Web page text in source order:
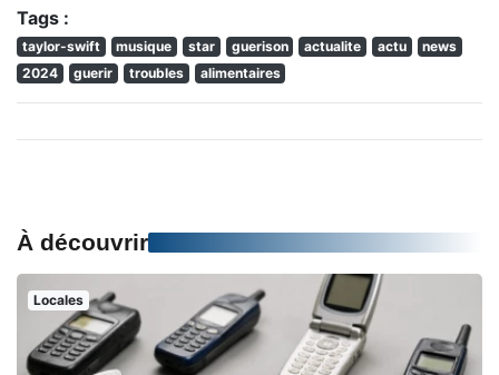
Tags :
taylor-swift musique star guerison actualite actu
news
2024
guerir troubles alimentaires
À découvrir
Locales